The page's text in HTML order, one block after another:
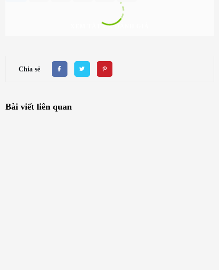
XEM TẤT CẢ ĐÁNH GIÁ
Chia sẻ
Bài viết liên quan